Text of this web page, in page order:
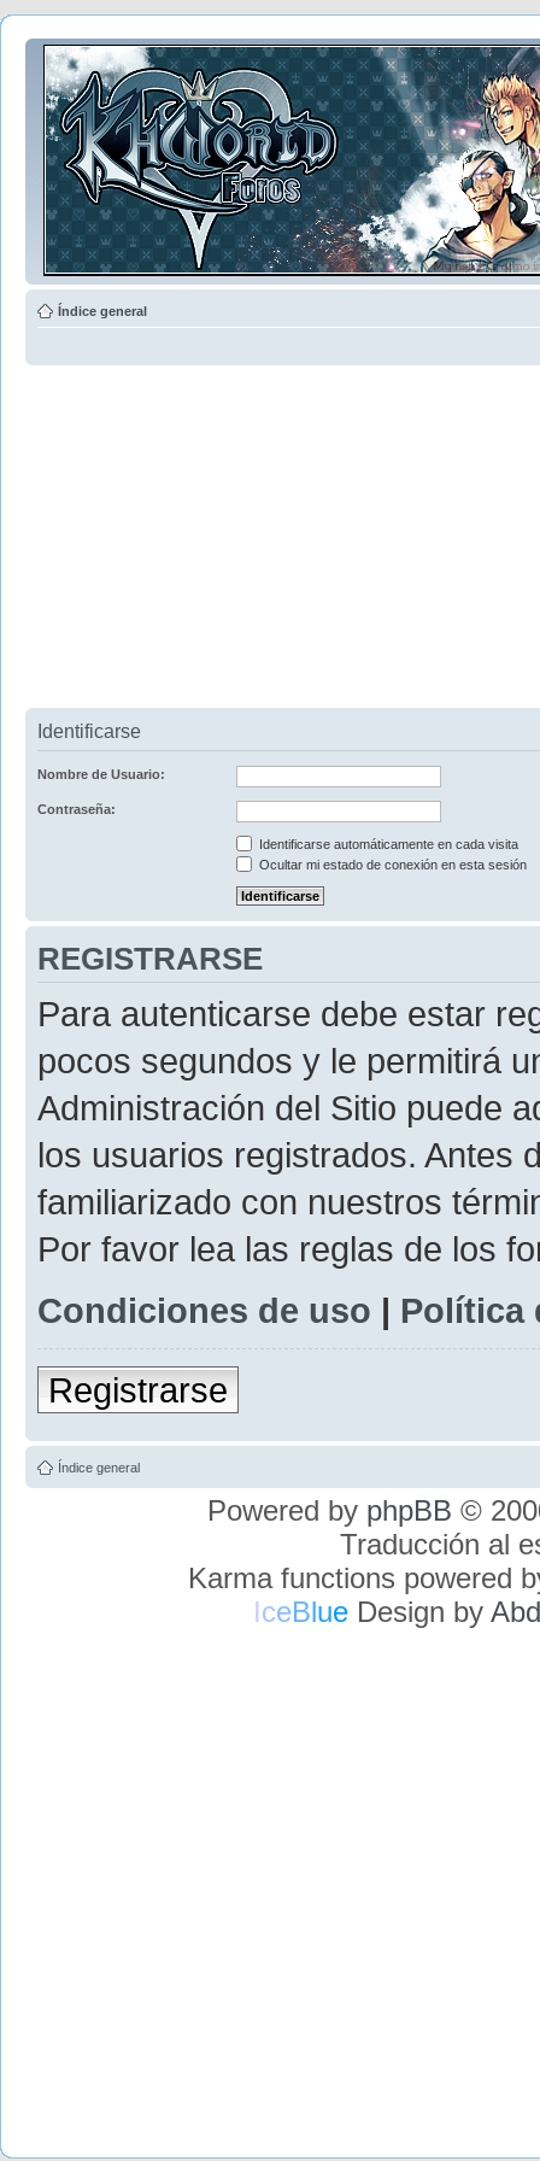
Índice general
Identificarse
Nombre de Usuario:
Contraseña:
Identificarse automáticamente en cada visita
Ocultar mi estado de conexión en esta sesión
REGISTRARSE
Para autenticarse debe estar
pocos segundos y le permitirá
Administración del Sitio puede
los usuarios registrados. Antes
familiarizado con nuestros
Por favor lea las reglas de los
Condiciones de uso | Política
Registrarse
Índice general
Powered by phpBB ©
Traducción al
Karma functions powered
IceBlueDesign by